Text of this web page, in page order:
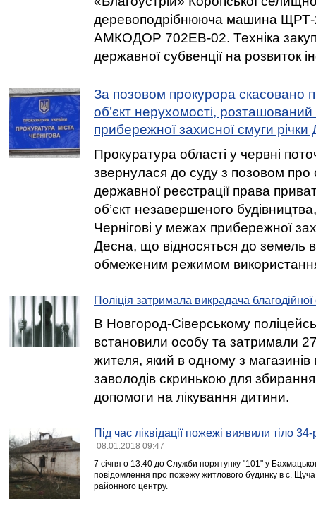
деревоподрібнююча машина ЩРТ-
АМКОДОР 702ЕВ-02. Техніка
державної субвенції на розвиток
За позовом прокурора скасовано
об’єкт нерухомості,
прибережної захисної смуги річки
Прокуратура області у червні
звернулася до суду з позовом про
державної реєстрації права
об’єкт незавершеного
Чернігові у межах прибережної
Десна, що відносяться до земель
обмеженим режимом
Поліція затримала викрадача благодійної
В Новгород-Сіверському
встановили особу та затримали
жителя, який в одному з магазинів
заволодів скринькою для збирання
допомоги на лікування дитини.
Під час ліквідації пожежі виявили тіло 34-
08.01.2018 09:47
7 січня о 13:40 до Служби порятунку "101" у
повідомлення про пожежу житлового будинку в с.
районного центру.